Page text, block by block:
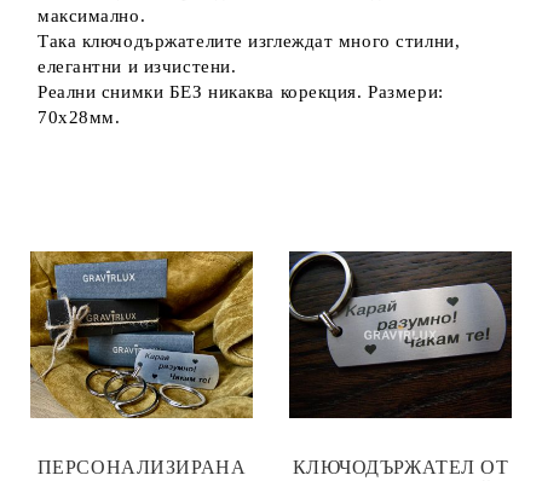
максимално.
Така ключодържателите изглеждат много стилни,
елегантни и изчистени.
Реални снимки БЕЗ никаква корекция. Размери:
70х28мм.
ПЕРСОНАЛИЗИРАНА
КЛЮЧОДЪРЖАТЕЛ ОТ